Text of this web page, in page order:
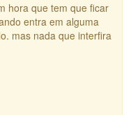
hora que tem que ficar
entra em alguma
mas nada que interfira